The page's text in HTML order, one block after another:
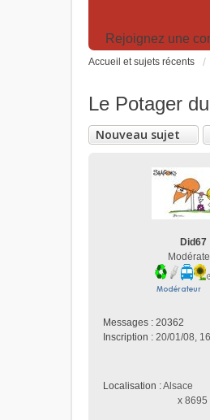
Rejoignez une
Accueil et sujets récents
Le Potager
Nouveau sujet
Did67
Messages : 20362
Inscription : 20/01/08,
Localisation :Alsace
x 8695